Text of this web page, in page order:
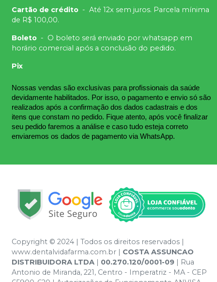
Cartão de crédito - Até 12x sem juros. Parcela mínima
de R$ 100,00.
Boleto - O boleto será enviado por whatsapp em
horário comercial após a conclusão do pedido.
Pix
Nossas vendas são exclusivas para profissionais da saúde
devidamente habilitados. Por isso, o pagamento e envio só são
realizados após a confirmação dos dados cadastrais e dos
itens que constam no pedido. Fique atento, após você finalizar
seu pedido faremos a análise e caso tudo esteja correto
enviaremos os dados de pagamento via WhatsApp.
Copyright © 2024 | Todos os direitos reservados |
www.dentalvidafarma.com.br | COSTA ASSUNCAO
DISTRIBUIDORA LTDA | 00.270.120/0001-09 | Rua
Antonio de Miranda, 221, Centro - Imperatriz - MA - CEP